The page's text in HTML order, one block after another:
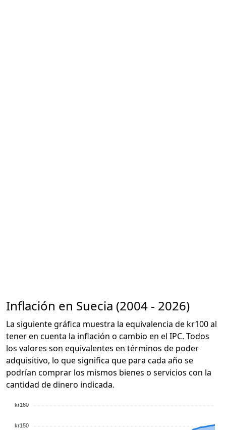
Inflación en Suecia (2004 - 2026)
La siguiente gráfica muestra la equivalencia de kr100 al
tener en cuenta la inflación o cambio en el IPC. Todos
los valores son equivalentes en términos de poder
adquisitivo, lo que significa que para cada año se
podrían comprar los mismos bienes o servicios con la
cantidad de dinero indicada.
kr160
kr150